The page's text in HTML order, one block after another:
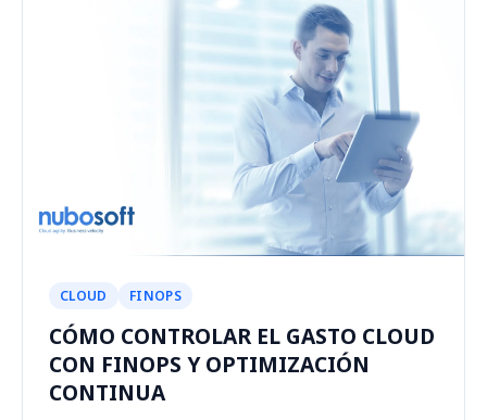
CLOUD FINOPS
CÓMO CONTROLAR EL GASTO CLOUD
CON FINOPS Y OPTIMIZACIÓN
CONTINUA